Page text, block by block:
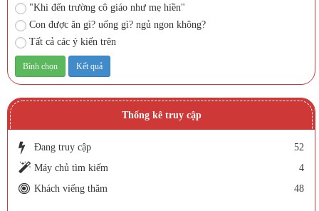
"Khi đến trường cô giáo như mẹ hiền"
Con được ăn gì? uống gì? ngủ ngon không?
Tất cả các ý kiến trên
Thống kê truy cập
Đang truy cập
52
Máy chủ tìm kiếm
4
Khách viếng thăm
48